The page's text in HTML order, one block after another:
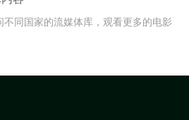
不同国家的流媒体库，观看更多的电影